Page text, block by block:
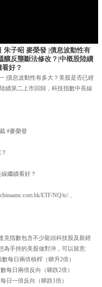
朱子昭 麥榮發 |債息波動性有
釀反壟斷法修改？|中概股陸續
好？
|債息波動性有多大？美股是否已經
續第二上市回歸，科技指數中長線
#麥榮發
繼續看好？
ETF/NQ/tc/ 、
克指數包含不少龍頭科技股及新經
為手持的美股做對沖，可以留意:
每日兩倍槓桿（睇升2倍）
每日兩倍反向（睇跌2倍）
日一倍反向（睇跌1倍）